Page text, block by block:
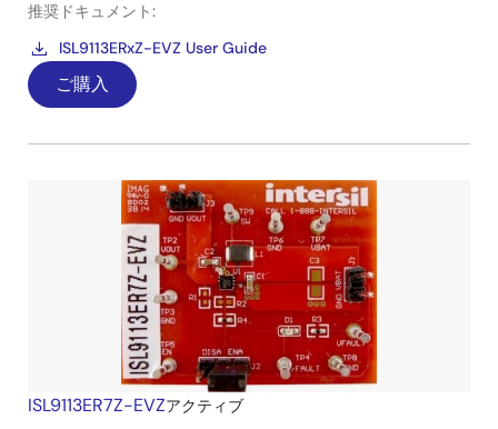
推奨ドキュメント:
ISL9113ERxZ-EVZ User Guide
ご購入
ISL9113ER7Z-EVZアクティブ